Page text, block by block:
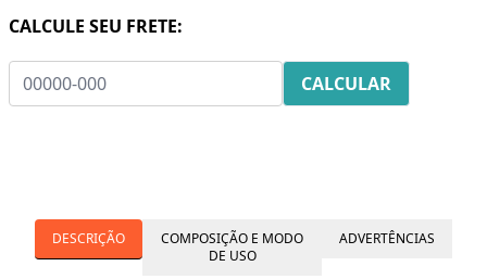
CALCULE SEU FRETE:
ADVERTÊNCIAS
COMPOSIÇÃO E MODO
DE USO
DESCRIÇÃO